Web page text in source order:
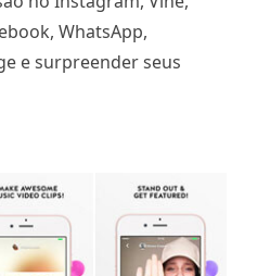
WhatsApp,
e surpreender seus